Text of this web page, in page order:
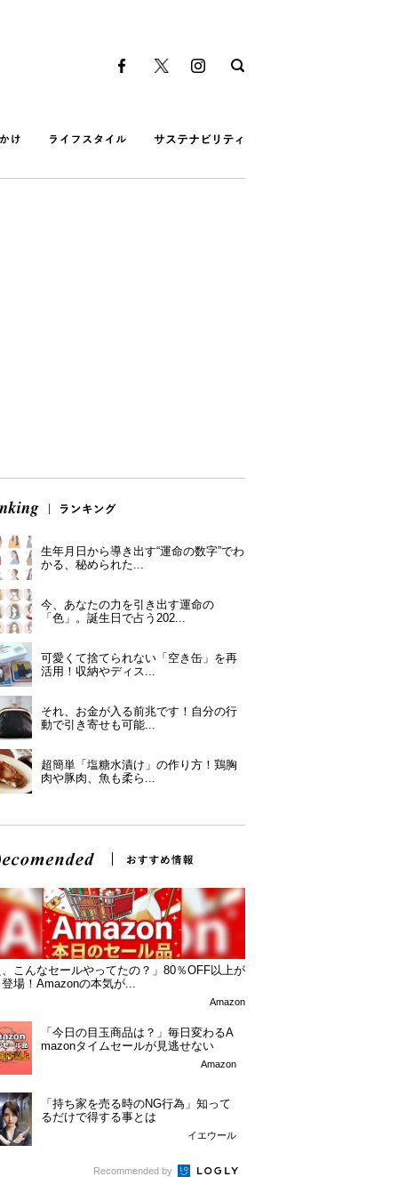
生年月日から導き出す“運命の数字”でわ
かる、秘められた...
今、あなたの力を引き出す運命の
「色」。誕生日で占う202...
可愛くて捨てられない「空き缶」を再
活用！収納やディス...
それ、お金が入る前兆です！自分の行
動で引き寄せも可能...
超簡単「塩糖水漬け」の作り方！鶏胸
肉や豚肉、魚も柔ら...
こんなセールやってたの？」80％OFF以上が
場！Amazonの本気が...
Amazon
「今日の目玉商品は？」毎日変わるA
mazonタイムセールが見逃せない
Amazon
「持ち家を売る時のNG行為」知って
るだけで得する事とは
イエウール
Recommended by